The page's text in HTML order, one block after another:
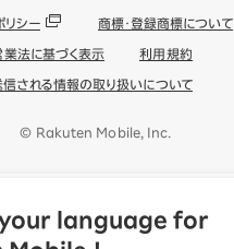
language for
リシー 商標・登録商標について
業法に基づく表示 利用規約
される情報の取り扱いについて
© Rakuten Mobile, Inc.